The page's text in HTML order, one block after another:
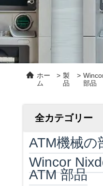
ホー
ム
> 製
品
>
部品
全カテゴリー
ATM機械の
Wincor
ATM 部品